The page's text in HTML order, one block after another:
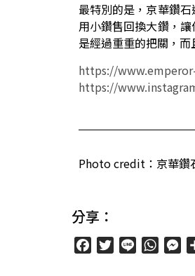
最特別的是，京華鑽
用小鑽售回換大鑽，
是經過重重的把關，
https://
https://
Photo credit：京華鑽
分享：
FacebookTwitter
Line